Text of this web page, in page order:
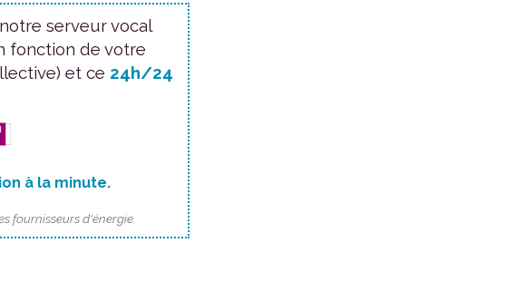
serveur vocal
fonction de votre
et ce 24h/24
à la minute.
fournisseurs d'énergie.